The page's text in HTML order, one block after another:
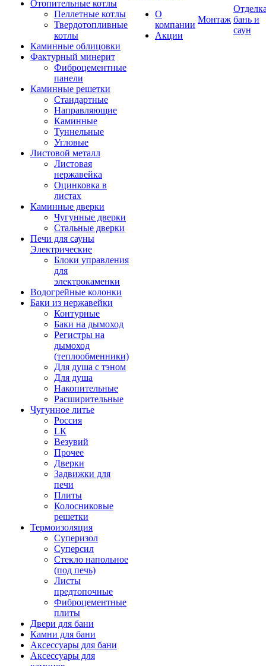
Отопительные котлы
Пеллетные котлы
Твердотопливные
котлы
Каминные облицовки
Фактурный минерит
Фиброцементные
панели
Каминные решетки
Стандартные
Направляющие
Каминные
Туннельные
Угловые
Листовой металл
Листовая
нержавейка
Оцинковка в
листах
Каминные дверки
Чугунные дверки
Стальные дверки
Печи для сауны
Электрические
Блоки управления
для
электрокаменки
Водогрейные колонки
Баки из нержавейки
Контурные
Баки на дымоход
Регистры на
дымоход
(теплообменники)
Для душа с тэном
Для душа
Накопительные
Расширительные
Чугунное литье
Россия
LК
Везувий
Прочее
Дверки
Задвижки для
печи
Плиты
Колосниковые
решетки
Термоизоляция
Суперизол
Суперсил
Стекло напольное
(под печь)
Листы
предтопочные
Фиброцементные
плиты
Двери для бани
Камни для бани
Аксессуары для бани
Аксессуары для
О
компании
Акции
Монтаж бань и
саун